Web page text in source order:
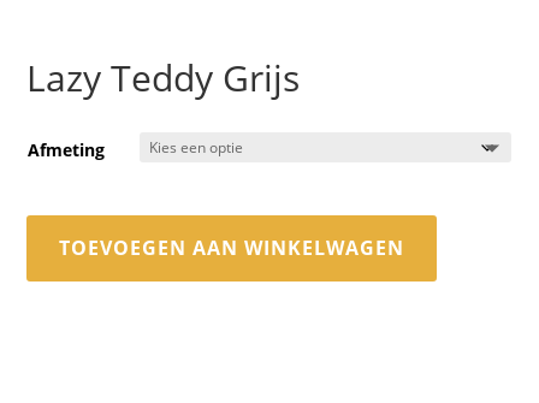
Lazy Teddy Grijs
Afmeting
TOEVOEGEN AAN WINKELWAGEN